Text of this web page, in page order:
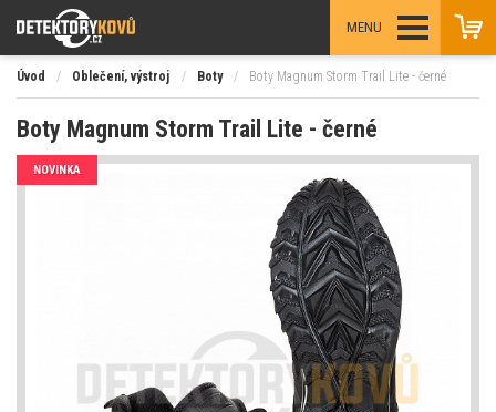
MENU
Úvod / Oblečení, výstroj / Boty / Boty Magnum Storm Trail Lite - černé
Boty Magnum Storm Trail Lite - černé
NOVINKA